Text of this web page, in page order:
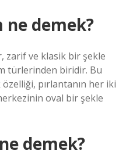
demek?
zarif ve klasik bir şekle
türlerinden biridir. Bu
pırlantanın her iki
oval bir şekle
demek?